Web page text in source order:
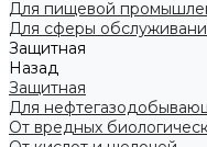
Для пищевой
Для сферы
Защитная
Назад
Защитная
Для
От вредных